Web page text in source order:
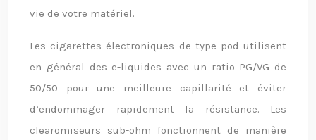
vie de votre matériel.
Les cigarettes électroniques de type pod utilisent
en général des e-liquides avec un ratio PG/VG de
50/50 pour une meilleure capillarité et éviter
d’endommager rapidement la résistance. Les
clearomiseurs sub-ohm fonctionnent de manière